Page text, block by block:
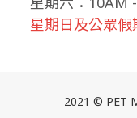
星期日及公眾假
2021 © PET